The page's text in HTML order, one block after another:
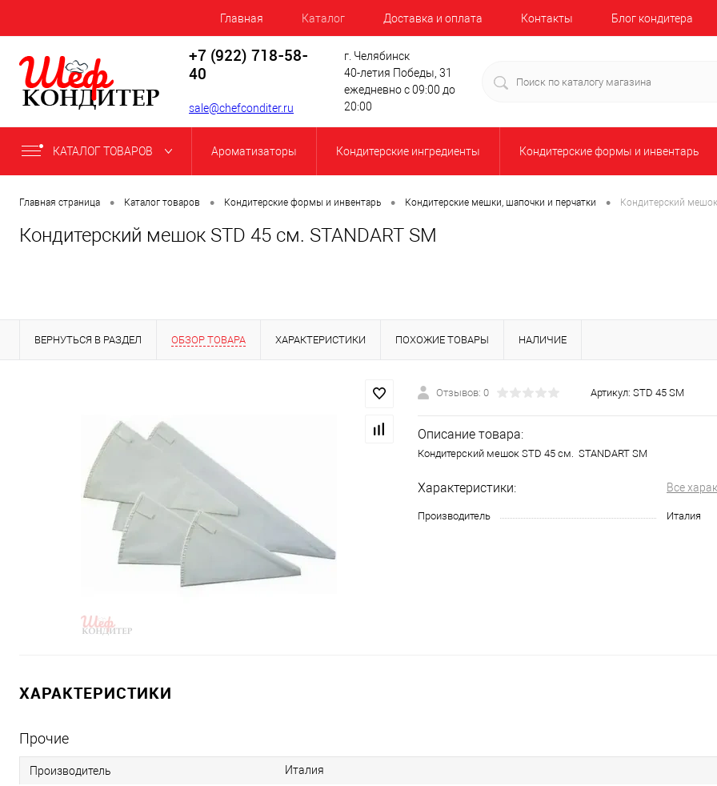
Главная Каталог Доставка и оплата Контакты Блог кондитера
+7 (922) 718-58-
40
sale@chefconditer.ru
г. Челябинск
40-летия Победы, 31
ежедневно с 09:00 до
20:00
КАТАЛОГ ТОВАРОВ Ароматизаторы Кондитерские ингредиенты Кондитерские формы и инвентарь
Главная страница • Каталог товаров • Кондитерские формы и инвентарь • Кондитерские мешки, шапочки и перчатки • Кондитерский
Кондитерский мешок STD 45 см. STANDART SM
ВЕРНУТЬСЯ В РАЗДЕЛ ОБЗОР ТОВАРА ХАРАКТЕРИСТИКИ ПОХОЖИЕ ТОВАРЫ НАЛИЧИЕ
Отзывов: 0 Артикул: STD 45 SM
Описание товара:
Кондитерский мешок STD 45 см. STANDART SM
Характеристики: Все
Производитель Италия
ХАРАКТЕРИСТИКИ
Прочие
Производитель Италия